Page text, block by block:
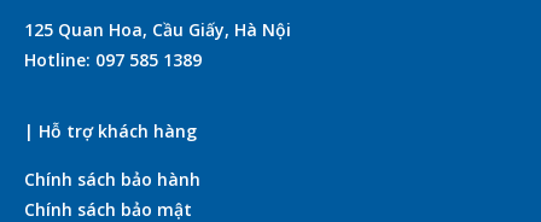
125 Quan Hoa, Cầu Giấy, Hà Nội
Hotline: 097 585 1389
| Hỗ trợ khách hàng
Chính sách bảo hành
Chính sách bảo mật